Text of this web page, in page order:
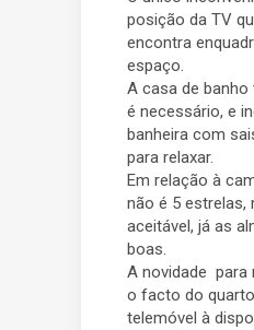
posição da TV
encontra
espaço.
A casa de
é necessário, e
banheira com
para relaxar.
Em relação à
não é 5 estrelas,
aceitável, já as
boas.
A novidade
o facto do
telemóvel à